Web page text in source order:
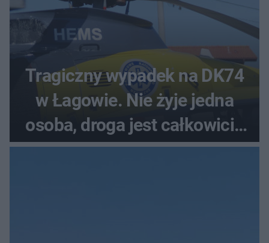
Tragiczny wypadek na DK74
w Łagowie. Nie żyje jedna
osoba, droga jest całkowicie
zablokowana